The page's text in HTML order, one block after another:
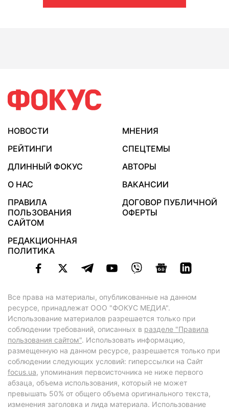
НОВОСТИ
МНЕНИЯ
РЕЙТИНГИ
СПЕЦТЕМЫ
ДЛИННЫЙ ФОКУС
АВТОРЫ
О НАС
ВАКАНСИИ
ПРАВИЛА
ПОЛЬЗОВАНИЯ
САЙТОМ
ДОГОВОР ПУБЛИЧНОЙ
ОФЕРТЫ
РЕДАКЦИОННАЯ
ПОЛИТИКА
Все права на материалы, опубликованные на данном
ресурсе, принадлежат ООО "ФОКУС МЕДИА".
Использование материалов разрешается только при
соблюдении требований, описанных в разделе "Правила
пользования сайтом". Использовать информацию,
размещенную на данном ресурсе, разрешается только при
соблюдении следующих условий: гиперссылки на Сайт
focus.ua, упоминания первоисточника не ниже первого
абзаца, объема использования, который не может
превышать 50% от общего объема оригинального текста,
изменения заголовка и лида материала. Использование